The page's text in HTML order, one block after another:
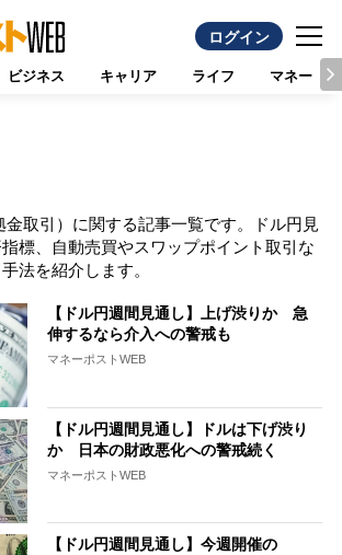
ログイン
ビジネス キャリア ライフ マネー
金取引）に関する記事一覧です。ドル円見
標、自動売買やスワップポイント取引な
法を紹介します。
【ドル円週間見通し】上げ渋りか 急
伸するなら介入への警戒も
マネーポストWEB
【ドル円週間見通し】ドルは下げ渋り
か 日本の財政悪化への警戒続く
マネーポストWEB
【ドル円週間見通し】今週開催の